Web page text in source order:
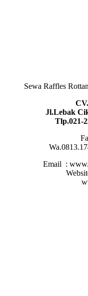
Sewa Raffles
Jl.Lebak
Tlp.021-
Email :